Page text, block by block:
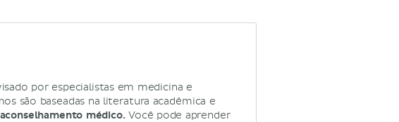
por especialistas em medicina e
são baseadas na literatura acadêmica e
médico. Você pode aprender